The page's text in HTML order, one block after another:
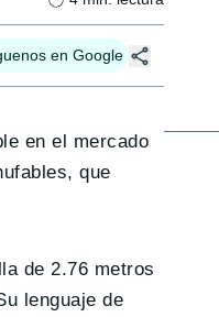
en Google
en el mercado
que
de 2.76 metros
lenguaje de